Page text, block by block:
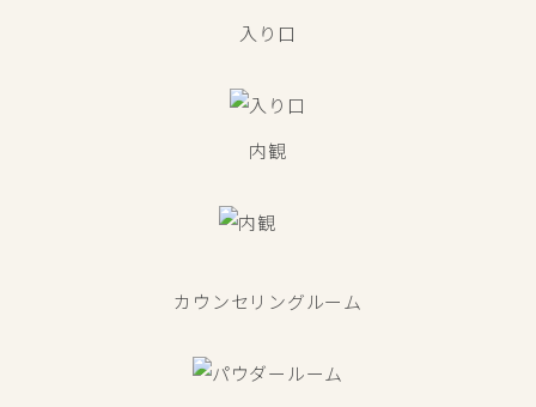
入り口
内観
カウンセリングルーム